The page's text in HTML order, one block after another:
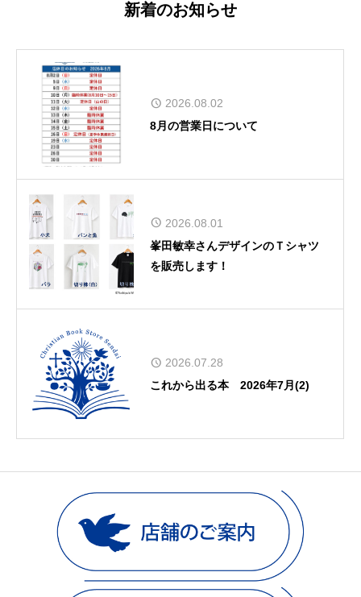
新着のお知らせ
2026.08.02
8月の営業日について
2026.08.01
峯田敏幸さんデザインのＴシャツ
を販売します！
2026.07.28
これから出る本 2026年7月(2)